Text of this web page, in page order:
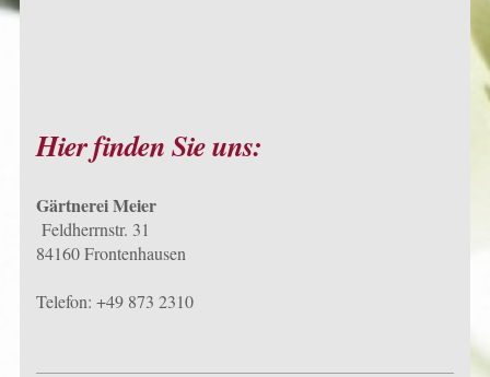
Hier finden Sie uns:
Gärtnerei Meier
Feldherrnstr. 31
84160 Frontenhausen
Telefon: +49 873 2310